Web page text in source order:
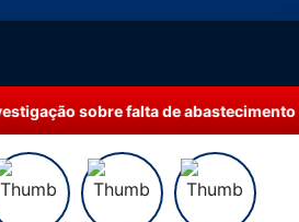
falta de abastecimento de água em